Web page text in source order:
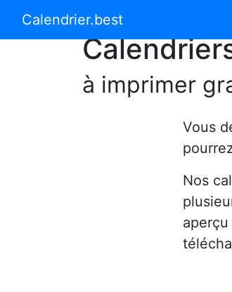
Calendrier.bestCalendrier 2024
à imprimer
Vous
Nos